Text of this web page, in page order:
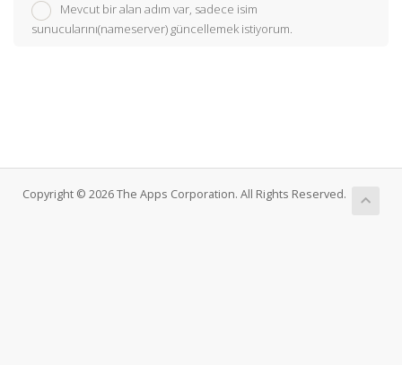
Mevcut bir alan adım var, sadece isim
sunucularını(nameserver) güncellemek istiyorum.
Copyright © 2026 The Apps Corporation. All Rights Reserved.